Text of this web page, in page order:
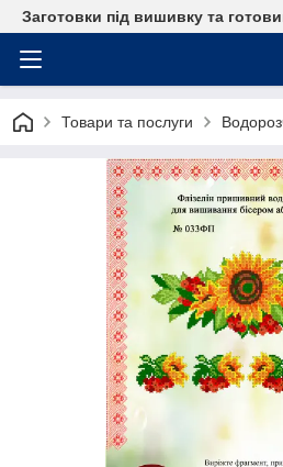
Заготовки під вишивку та
Товари та послуги